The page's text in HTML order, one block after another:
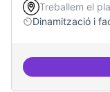
Treballem el
Dinamització i